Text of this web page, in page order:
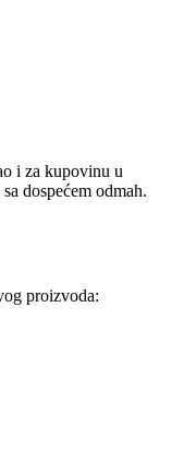
i za kupovinu u
dospećem odmah.
proizvoda: